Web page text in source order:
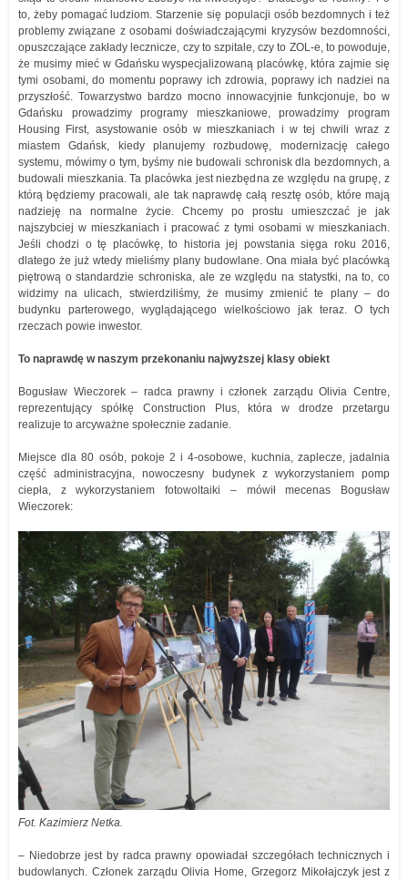
to, żeby pomagać ludziom. Starzenie się populacji osób bezdomnych i też
problemy związane z osobami doświadczającymi kryzysów bezdomności,
opuszczające zakłady lecznicze, czy to szpitale, czy to ZOL-e, to powoduje,
że musimy mieć w Gdańsku wyspecjalizowaną placówkę, która zajmie się
tymi osobami, do momentu poprawy ich zdrowia, poprawy ich nadziei na
przyszłość. Towarzystwo bardzo mocno innowacyjnie funkcjonuje, bo w
Gdańsku prowadzimy programy mieszkaniowe, prowadzimy program
Housing First, asystowanie osób w mieszkaniach i w tej chwili wraz z
miastem Gdańsk, kiedy planujemy rozbudowę, modernizację całego
systemu, mówimy o tym, byśmy nie budowali schronisk dla bezdomnych, a
budowali mieszkania. Ta placówka jest niezbędna ze względu na grupę, z
którą będziemy pracowali, ale tak naprawdę całą resztę osób, które mają
nadzieję na normalne życie. Chcemy po prostu umieszczać je jak
najszybciej w mieszkaniach i pracować z tymi osobami w mieszkaniach.
Jeśli chodzi o tę placówkę, to historia jej powstania sięga roku 2016,
dlatego że już wtedy mieliśmy plany budowlane. Ona miała być placówką
piętrową o standardzie schroniska, ale ze względu na statystki, na to, co
widzimy na ulicach, stwierdziliśmy, że musimy zmienić te plany – do
budynku parterowego, wyglądającego wielkościowo jak teraz. O tych
rzeczach powie inwestor.
To naprawdę w naszym przekonaniu najwyższej klasy obiekt
Bogusław Wieczorek – radca prawny i członek zarządu Olivia Centre,
reprezentujący spółkę Construction Plus, która w drodze przetargu
realizuje to arcyważne społecznie zadanie.
Miejsce dla 80 osób, pokoje 2 i 4-osobowe, kuchnia, zaplecze, jadalnia
część administracyjna, nowoczesny budynek z wykorzystaniem pomp
ciepła, z wykorzystaniem fotowoltaiki – mówił mecenas Bogusław
Wieczorek:
Fot. Kazimierz Netka.
– Niedobrze jest by radca prawny opowiadał szczegółach technicznych i
budowlanych. Członek zarządu Olivia Home, Grzegorz Mikołajczyk jest z